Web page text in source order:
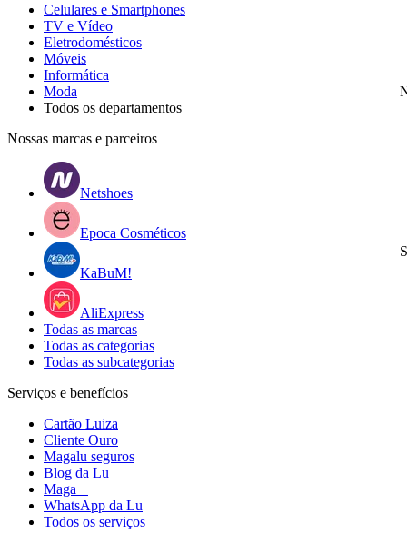
Celulares e Smartphones
TV e Vídeo
Eletrodomésticos
Móveis
Informática
Moda
Todos os departamentos
Nossas marcas e parceiros
Netshoes
Epoca Cosméticos
KaBuM!
AliExpress
Todas as marcas
Todas as categorias
Todas as subcategorias
Serviços e benefícios
Cartão Luiza
Cliente Ouro
Magalu seguros
Blog da Lu
Maga +
WhatsApp da Lu
Todos os serviços